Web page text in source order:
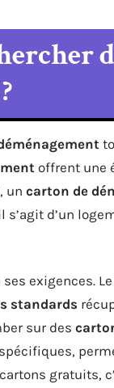
offrent une
un carton de
s’agit d’un
exigences. Le
standards
sur des
gratuits,